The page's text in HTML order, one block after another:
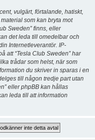
vulgärt, förtalande, hatiskt,
som kan bryta mot
Sweden” finns, eller
det leda till omedelbar och
Internetleverantör. IP-
att “Tesla Club Sweden” har
trådar som helst, när som
du skriver in sparas i en
till någon tredje part utan
eller phpBB kan hållas
leda till att information